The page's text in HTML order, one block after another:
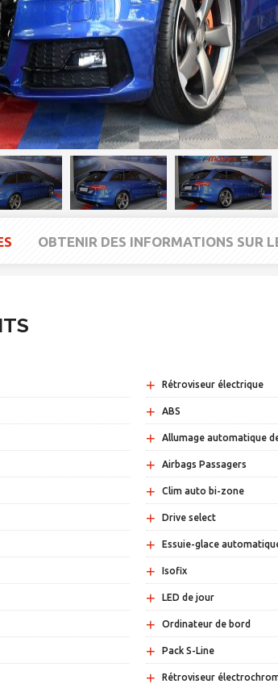
OBTENIR DES INFORMATIONS SUR
+ Rétroviseur électrique
+ ABS
+ Allumage automatique
+ Airbags Passagers
+ Clim auto bi-zone
+ Drive select
+ Essuie-glace
+ Isofix
+ LED de jour
+ Ordinateur de bord
+ Pack S-Line
+ Rétroviseur